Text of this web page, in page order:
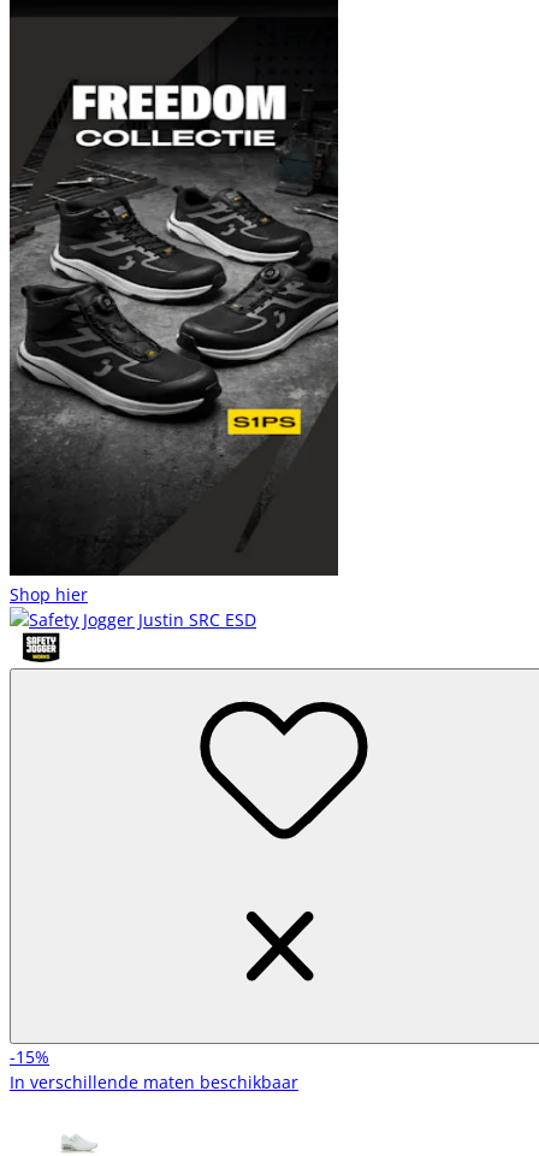
Shop hier
-15%
In verschillende maten beschikbaar